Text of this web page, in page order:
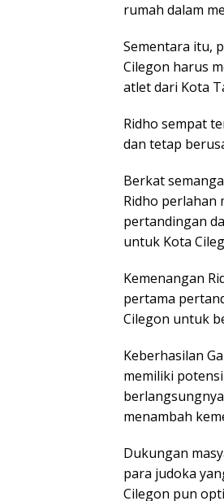
rumah dalam
Sementara itu,
Cilegon harus
atlet dari Kota
Ridho sempat
dan tetap
Berkat
Ridho perlahan
pertandingan
untuk Kota
Kemenangan
pertama
Cilegon untuk
Keberhasilan
memiliki
menambah
Dukungan
para judoka
Cilegon pun